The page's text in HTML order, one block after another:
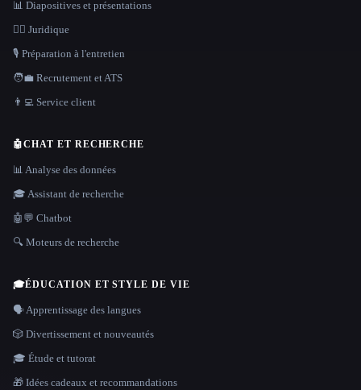
📊 Diapositives et présentations
👩‍⚖️ Juridique
🎙️ Préparation à l'entretien
🧑‍💼 Recrutement et ATS
👨‍💻 Service client
🤖CHAT ET RECHERCHE
📊 Analyse des données
🎓 Assistant de recherche
🤖💬 Chatbot
🔍 Moteurs de recherche
🎓ÉDUCATION ET STYLE DE VIE
🗣️ Apprentissage des langues
🎲 Divertissement et nouveautés
🎓 Étude et tutorat
🎁 Idées cadeaux et recommandations